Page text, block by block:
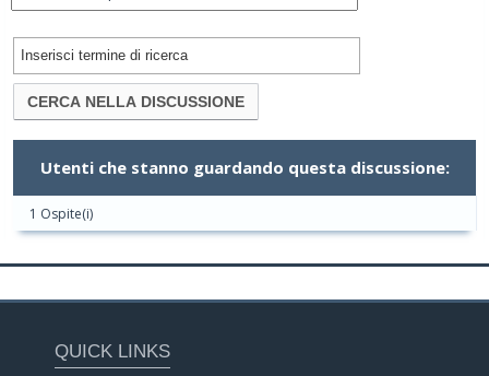
Utenti che stanno guardando questa discussione:
1 Ospite(i)
QUICK LINKS